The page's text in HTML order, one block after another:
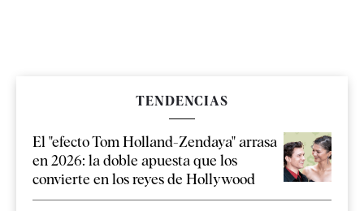
TENDENCIAS
El "efecto Tom Holland-Zendaya" arrasa
en 2026: la doble apuesta que los
convierte en los reyes de Hollywood